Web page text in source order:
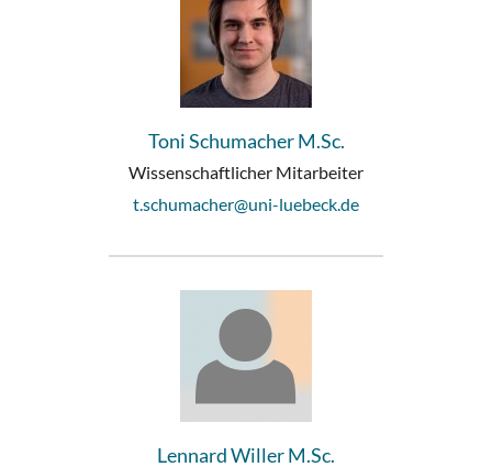
Toni Schumacher M.Sc.
Wissenschaftlicher Mitarbeiter
t.schumacher@uni-luebeck.de
Lennard Willer M.Sc.